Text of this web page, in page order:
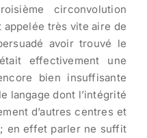
circonvolution
appelée très vite aire de
avoir trouvé le
effectivement une
bien insuffisante
langage dont l’intégrité
d’autres centres et
en effet parler ne suffit